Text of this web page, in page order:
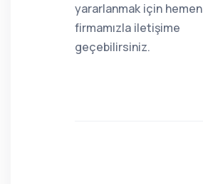
yararlanmak için hemen
firmamızla iletişime
geçebilirsiniz.